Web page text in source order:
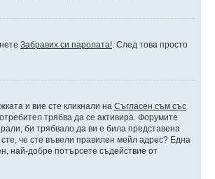
Забравих си паролата! . След това просто
и вие сте кликнали на Съгласен съм със
трябва да се активира. Форумите
би трябвало да ви е била представена
че сте въвели правилен мейл адрес? Една
най-добре потърсете съдействие от